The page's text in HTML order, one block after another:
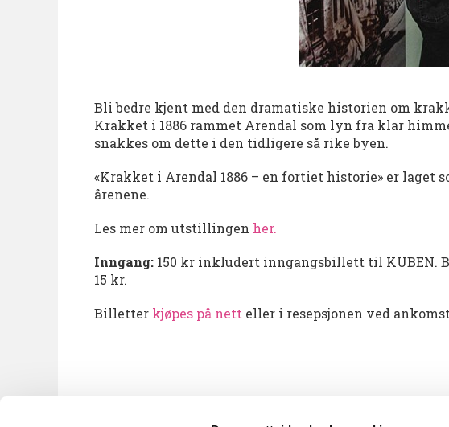
Bli bedre kjent med den dramatiske historien om
Krakket i 1886 rammet Arendal som lyn fra klar
snakkes om dette i den tidligere så rike byen.
«Krakket i Arendal 1886 – en fortiet historie» er laget
årenene.
Les mer om utstillingen her.
Inngang: 150 kr inkludert inngangsbillett til KUBEN.
15 kr.
Billetter kjøpes på nett eller i resepsjonen ved